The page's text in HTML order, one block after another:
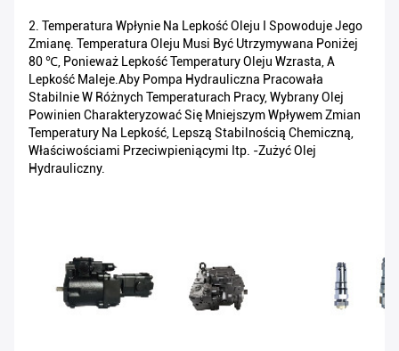
2. Temperatura Wpłynie Na Lepkość Oleju I Spowoduje Jego
Zmianę. Temperatura Oleju Musi Być Utrzymywana Poniżej
80 ℃, Ponieważ Lepkość Temperatury Oleju Wzrasta, A
Lepkość Maleje.Aby Pompa Hydrauliczna Pracowała
Stabilnie W Różnych Temperaturach Pracy, Wybrany Olej
Powinien Charakteryzować Się Mniejszym Wpływem Zmian
Temperatury Na Lepkość, Lepszą Stabilnością Chemiczną,
Właściwościami Przeciwpieniącymi Itp. -zużyć Olej
Hydrauliczny.